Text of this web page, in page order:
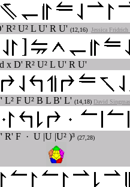
R² U² L U' R U' (12,16) Jessica
x D' R² U² L U' R U'
L² F U² B L B' L' (14,18) David
R' F · U |U |U² )³ (27,28)